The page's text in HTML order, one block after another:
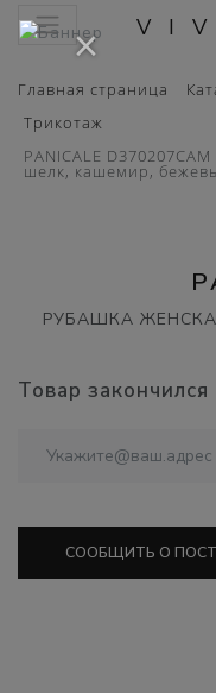
Главная страница
Трикотаж
PANICALE
шелк, кашемир,
РУБАШКА
Товар закончился
СООБЩИТЬ О
×